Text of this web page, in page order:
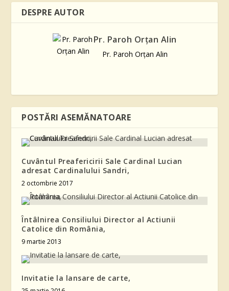
DESPRE AUTOR
Pr. Paroh Orţan Alin
Pr. Paroh Orţan Alin
POSTĂRI ASEMĂNATOARE
Cuvântul Preafericirii Sale Cardinal Lucian
adresat Cardinalului Sandri,
2 octombrie 2017
Întâlnirea Consiliului Director al Actiunii
Catolice din România,
9 martie 2013
Invitatie la lansare de carte,